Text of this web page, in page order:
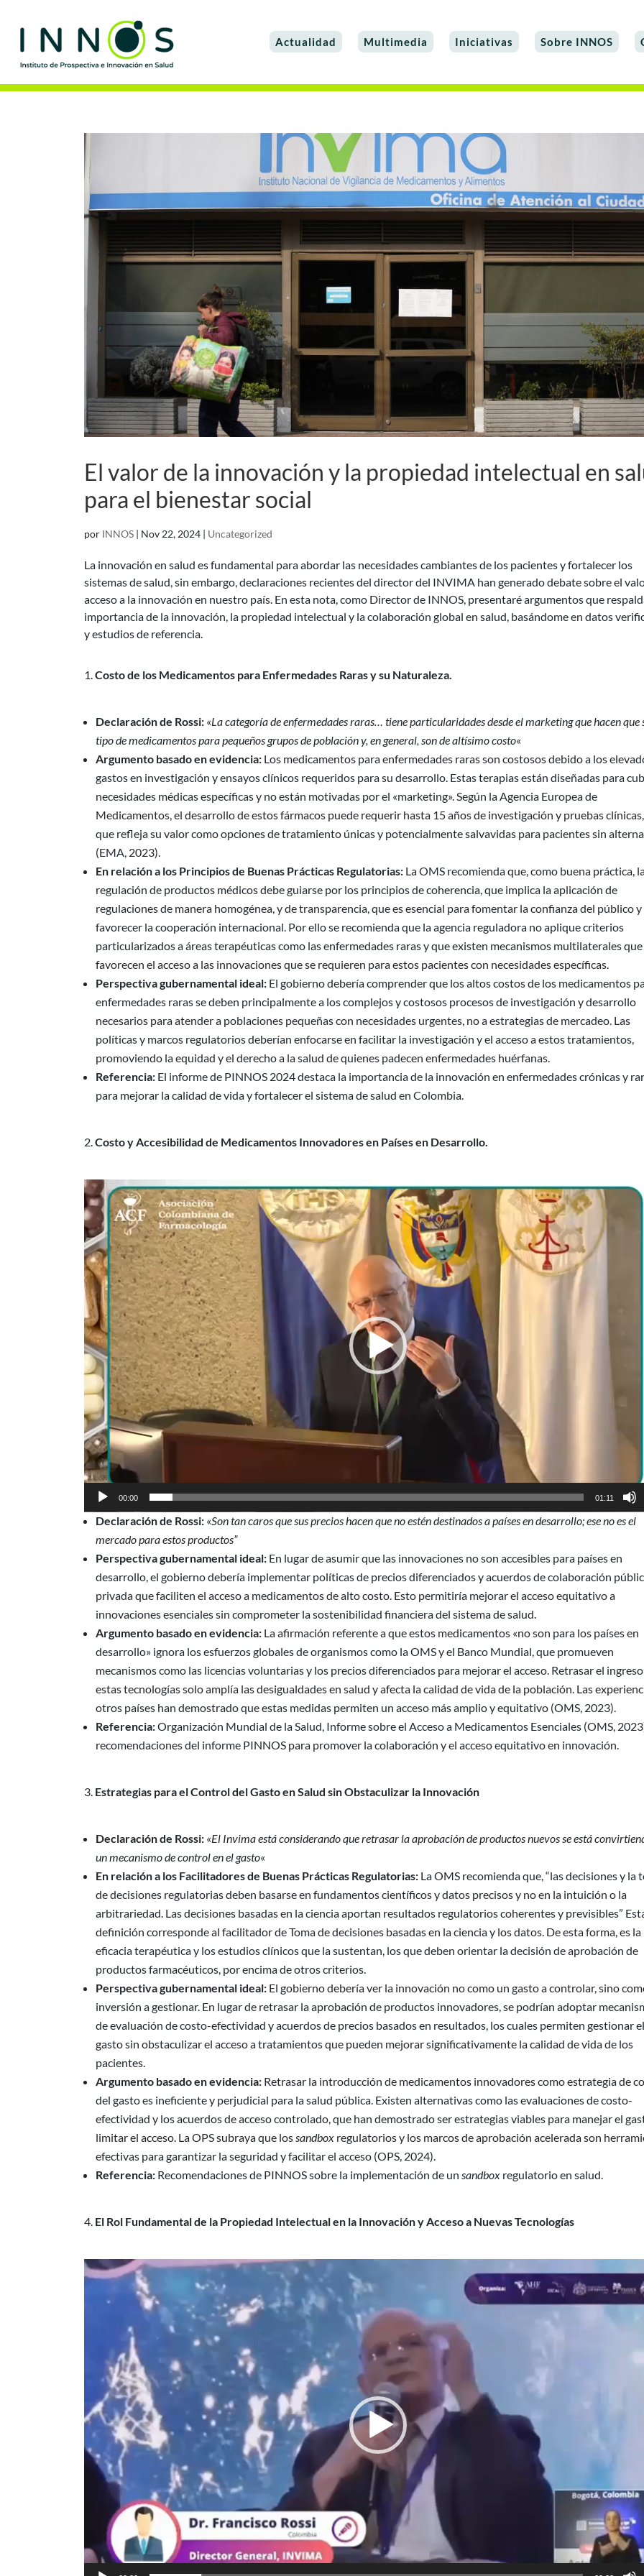
Actualidad Multimedia Iniciativas Sobre INNOS
El valor de la innovación y la propiedad intelectual en
para el bienestar social
por INNOS | Nov 22, 2024 | Uncategorized
La innovación en salud es fundamental para abordar las necesidades cambiantes de los pacientes y fortalecer los
sistemas de salud, sin embargo, declaraciones recientes del director del INVIMA han generado debate sobre el
acceso a la innovación en nuestro país. En esta nota, como Director de INNOS, presentaré argumentos que
importancia de la innovación, la propiedad intelectual y la colaboración global en salud, basándome en datos
y estudios de referencia.
Costo de los Medicamentos para Enfermedades Raras y su Naturaleza.
Declaración de Rossi: «La categoría de enfermedades raras… tiene particularidades desde el marketing que hacen que
tipo de medicamentos para pequeños grupos de población y, en general, son de altísimo costo«
Argumento basado en evidencia: Los medicamentos para enfermedades raras son costosos debido a los
gastos en investigación y ensayos clínicos requeridos para su desarrollo. Estas terapias están diseñadas para
necesidades médicas específicas y no están motivadas por el «marketing». Según la Agencia Europea de
Medicamentos, el desarrollo de estos fármacos puede requerir hasta 15 años de investigación y pruebas
que refleja su valor como opciones de tratamiento únicas y potencialmente salvavidas para pacientes sin
(EMA, 2023).
En relación a los Principios de Buenas Prácticas Regulatorias: La OMS recomienda que, como buena práctica,
regulación de productos médicos debe guiarse por los principios de coherencia, que implica la aplicación de
regulaciones de manera homogénea, y de transparencia, que es esencial para fomentar la confianza del público y
favorecer la cooperación internacional. Por ello se recomienda que la agencia reguladora no aplique criterios
particularizados a áreas terapéuticas como las enfermedades raras y que existen mecanismos multilaterales que
favorecen el acceso a las innovaciones que se requieren para estos pacientes con necesidades específicas.
Perspectiva gubernamental ideal: El gobierno debería comprender que los altos costos de los medicamentos
enfermedades raras se deben principalmente a los complejos y costosos procesos de investigación y desarrollo
necesarios para atender a poblaciones pequeñas con necesidades urgentes, no a estrategias de mercadeo. Las
políticas y marcos regulatorios deberían enfocarse en facilitar la investigación y el acceso a estos tratamientos,
promoviendo la equidad y el derecho a la salud de quienes padecen enfermedades huérfanas.
Referencia: El informe de PINNOS 2024 destaca la importancia de la innovación en enfermedades crónicas y
para mejorar la calidad de vida y fortalecer el sistema de salud en Colombia.
Costo y Accesibilidad de Medicamentos Innovadores en Países en Desarrollo.
Reproductor
de
vídeo
00:00 01:11
Declaración de Rossi: «Son tan caros que sus precios hacen que no estén destinados a países en desarrollo; ese no es el
mercado para estos productos”
Perspectiva gubernamental ideal: En lugar de asumir que las innovaciones no son accesibles para países en
desarrollo, el gobierno debería implementar políticas de precios diferenciados y acuerdos de colaboración
privada que faciliten el acceso a medicamentos de alto costo. Esto permitiría mejorar el acceso equitativo a
innovaciones esenciales sin comprometer la sostenibilidad financiera del sistema de salud.
Argumento basado en evidencia: La afirmación referente a que estos medicamentos «no son para los países en
desarrollo» ignora los esfuerzos globales de organismos como la OMS y el Banco Mundial, que promueven
mecanismos como las licencias voluntarias y los precios diferenciados para mejorar el acceso. Retrasar el
estas tecnologías solo amplía las desigualdades en salud y afecta la calidad de vida de la población. Las
otros países han demostrado que estas medidas permiten un acceso más amplio y equitativo (OMS, 2023).
Referencia:Organización Mundial de la Salud, Informe sobre el Acceso a Medicamentos Esenciales (OMS,
recomendaciones del informe PINNOS para promover la colaboración y el acceso equitativo en innovación.
Estrategias para el Control del Gasto en Salud sin Obstaculizar la Innovación
Declaración de Rossi: «El Invima está considerando que retrasar la aprobación de productos nuevos se está
un mecanismo de control en el gasto«
En relación a los Facilitadores de Buenas Prácticas Regulatorias: La OMS recomienda que, “las decisiones y la
de decisiones regulatorias deben basarse en fundamentos científicos y datos precisos y no en la intuición o la
arbitrariedad. Las decisiones basadas en la ciencia aportan resultados regulatorios coherentes y previsibles”
definición corresponde al facilitador de Toma de decisiones basadas en la ciencia y los datos. De esta forma, es la
eficacia terapéutica y los estudios clínicos que la sustentan, los que deben orientar la decisión de aprobación de
productos farmacéuticos, por encima de otros criterios.
Perspectiva gubernamental ideal: El gobierno debería ver la innovación no como un gasto a controlar, sino
inversión a gestionar. En lugar de retrasar la aprobación de productos innovadores, se podrían adoptar
de evaluación de costo-efectividad y acuerdos de precios basados en resultados, los cuales permiten gestionar el
gasto sin obstaculizar el acceso a tratamientos que pueden mejorar significativamente la calidad de vida de los
pacientes.
Argumento basado en evidencia: Retrasar la introducción de medicamentos innovadores como estrategia de
del gasto es ineficiente y perjudicial para la salud pública. Existen alternativas como las evaluaciones de costo-
efectividad y los acuerdos de acceso controlado, que han demostrado ser estrategias viables para manejar el
limitar el acceso. La OPS subraya que lossandbox regulatorios y los marcos de aprobación acelerada son
efectivas para garantizar la seguridad y facilitar el acceso (OPS, 2024).
Referencia: Recomendaciones de PINNOS sobre la implementación de un sandbox regulatorio en salud.
El Rol Fundamental de la Propiedad Intelectual en la Innovación y Acceso a Nuevas Tecnologías
Reproductor
de
vídeo